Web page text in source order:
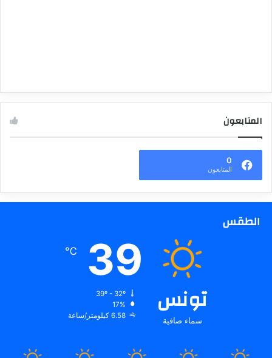
المتابعون
0
المتابعون
الطقس
تونس
سماء صافية
39
℃
17%
6.58 كيلومتر/ساعة